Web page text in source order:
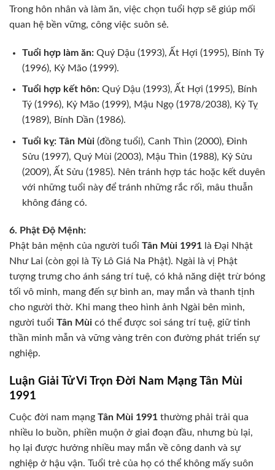
Trong hôn nhân và làm ăn, việc chọn tuổi hợp sẽ giúp mối
quan hệ bền vững, công việc suôn sẻ.
Tuổi hợp làm ăn:Quý Dậu (1993), Ất Hợi (1995), Bính Tý
(1996), Kỷ Mão (1999).
Tuổi hợp kết hôn:Quý Dậu (1993), Ất Hợi (1995), Bính
Tý (1996), Kỷ Mão (1999), Mậu Ngọ (1978/2038), Kỷ Tỵ
(1989), Bính Dần (1986).
Tuổi kỵ: Tân Mùi(đồng tuổi), Canh Thìn (2000), Đinh
Sửu (1997), Quý Mùi (2003), Mậu Thìn (1988), Kỷ Sửu
(2009), Ất Sửu (1985). Nên tránh hợp tác hoặc kết duyên
với những tuổi này để tránh những rắc rối, mâu thuẫn
không đáng có.
6. Phật Độ Mệnh:
Phật bản mệnh của người tuổi Tân Mùi 1991 là Đại Nhật
Như Lai (còn gọi là Tỳ Lô Giá Na Phật). Ngài là vị Phật
tượng trưng cho ánh sáng trí tuệ, có khả năng diệt trừ bóng
tối vô minh, mang đến sự bình an, may mắn và thanh tịnh
cho người thờ. Khi mang theo hình ảnh Ngài bên mình,
người tuổi Tân Mùi có thể được soi sáng trí tuệ, giữ tinh
thần minh mẫn và vững vàng trên con đường phát triển sự
nghiệp.
Luận Giải Tử Vi Trọn Đời Nam Mạng Tân Mùi
1991
Cuộc đời nam mạng Tân Mùi 1991 thường phải trải qua
nhiều lo buồn, phiền muộn ở giai đoạn đầu, nhưng bù lại,
họ lại được hưởng nhiều may mắn về công danh và sự
nghiệp ở hậu vận. Tuổi trẻ của họ có thể không mấy suôn